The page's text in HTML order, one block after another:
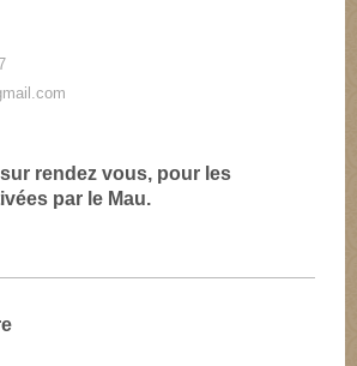
rendez vous, pour les
par le Mau.